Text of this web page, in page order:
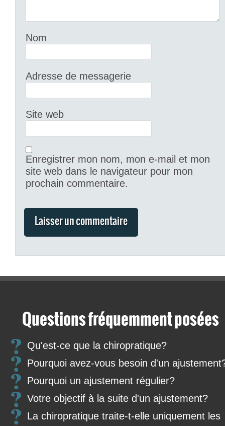
Nom
Adresse de messagerie
Site web
Enregistrer mon nom, mon e-mail et mon
site web dans le navigateur pour mon
prochain commentaire.
Questions fréquemment posées
Qu'est-ce que la chiropratique?
Pourquoi avez-vous besoin d'un
Pourquoi un ajustement régulier?
Votre objectif à la suite d'un ajustement?
La chiropratique traite-t-elle uniquement les